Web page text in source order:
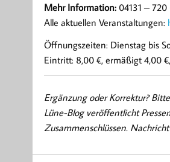
Mehr Information: 04131 –
Alle aktuellen Veranstaltungen:
Öffnungszeiten: Dienstag bis
Eintritt: 8,00 €, ermäßigt 4,00
Ergänzung oder Korrektur?
Lüne-Blog veröffentlicht
Zusammenschlüssen.